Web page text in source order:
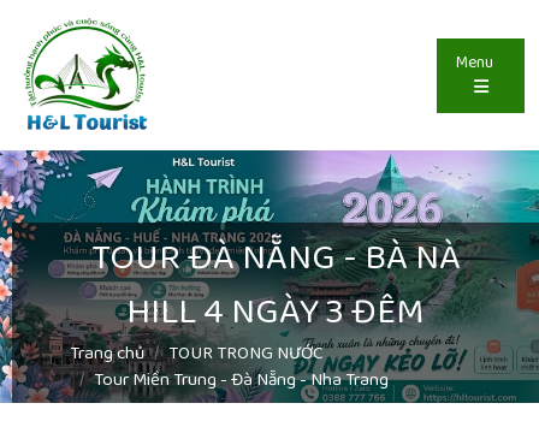
Menu
TOUR ĐÀ NẴNG - BÀ NÀ
HILL 4 NGÀY 3 ĐÊM
Trang chủ
TOUR TRONG NƯỚC
Tour Miền Trung - Đà Nẵng - Nha Trang